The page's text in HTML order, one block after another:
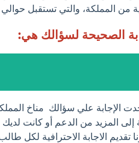
المملكة، والتي تستقبل حوالي ٣٠٠ ملم سنويا في المتوسط.
الصحيحة لسؤالك هي:
الإجابة علي سؤالك مناخ
إلى المزيد من الدعم أو كانت
تقديم الاجابة الاحترافية لكل